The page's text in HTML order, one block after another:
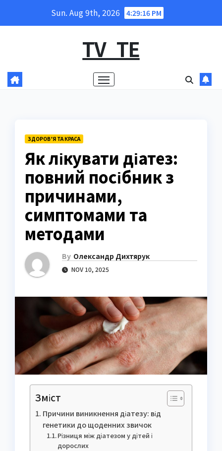
Sun. Aug 9th, 2026 4:29:17 PM
TV_TE
ЗДОРОВ’Я ТА КРАСА
Як лікувати діатез:
повний посібник з
причинами,
симптомами та
методами
By Олександр Дихтярук
NOV 10, 2025
Зміст
Причини виникнення діатезу: від
генетики до щоденних звичок
Різниця між діатезом у дітей і
дорослих